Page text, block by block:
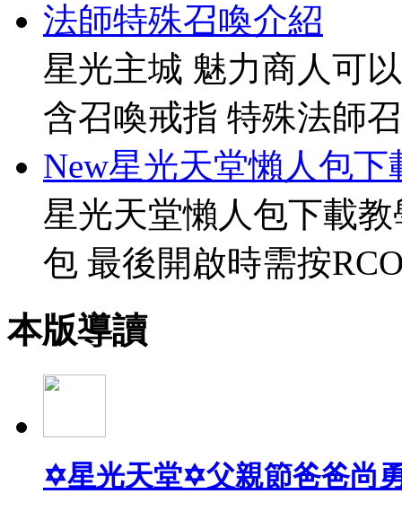
法師特殊召喚介紹
星光主城 魅力商人可
含召喚戒指 特殊法師
New星光天堂懶人包下
星光天堂懶人包下載
包 最後開啟時需按
本版導讀
✡星光天堂✡父親節爸爸尚